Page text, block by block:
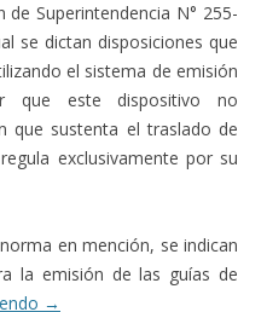
de Superintendencia N° 255-
se dictan disposiciones que
el sistema de emisión
que este dispositivo no
que sustenta el traslado de
exclusivamente por su
en mención, se indican
la emisión de las guías de
→